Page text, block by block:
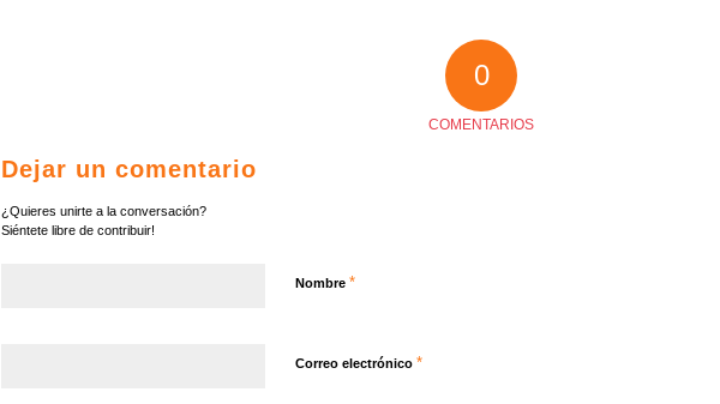
0
COMENTARIOS
Dejar un comentario
¿Quieres unirte a la conversación?
Siéntete libre de contribuir!
Nombre *
Correo electrónico *